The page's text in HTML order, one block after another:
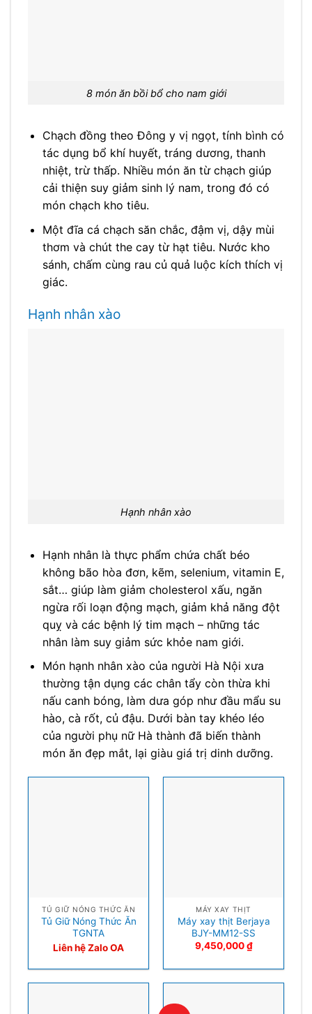
8 món ăn bồi bổ cho nam giới
Chạch đồng theo Đông y vị ngọt, tính bình có
tác dụng bổ khí huyết, tráng dương, thanh
nhiệt, trừ thấp. Nhiều món ăn từ chạch giúp
cải thiện suy giảm sinh lý nam, trong đó có
món chạch kho tiêu.
Một đĩa cá chạch săn chắc, đậm vị, dậy mùi
thơm và chút the cay từ hạt tiêu. Nước kho
sánh, chấm cùng rau củ quả luộc kích thích vị
giác.
Hạnh nhân xào
Hạnh nhân xào
Hạnh nhân là thực phẩm chứa chất béo
không bão hòa đơn, kẽm, selenium, vitamin E,
sắt… giúp làm giảm cholesterol xấu, ngăn
ngừa rối loạn động mạch, giảm khả năng đột
quỵ và các bệnh lý tim mạch – những tác
nhân làm suy giảm sức khỏe nam giới.
Món hạnh nhân xào của người Hà Nội xưa
thường tận dụng các chân tẩy còn thừa khi
nấu canh bóng, làm dưa góp như đầu mẩu su
hào, cà rốt, củ đậu. Dưới bàn tay khéo léo
của người phụ nữ Hà thành đã biến thành
món ăn đẹp mắt, lại giàu giá trị dinh dưỡng.
TỦ GIỮ NÓNG THỨC ĂN
Tủ Giữ Nóng Thức Ăn
TGNTA
Liên hệ Zalo OA
MÁY XAY THỊT
Máy xay thịt Berjaya
BJY-MM12-SS
9,450,000₫